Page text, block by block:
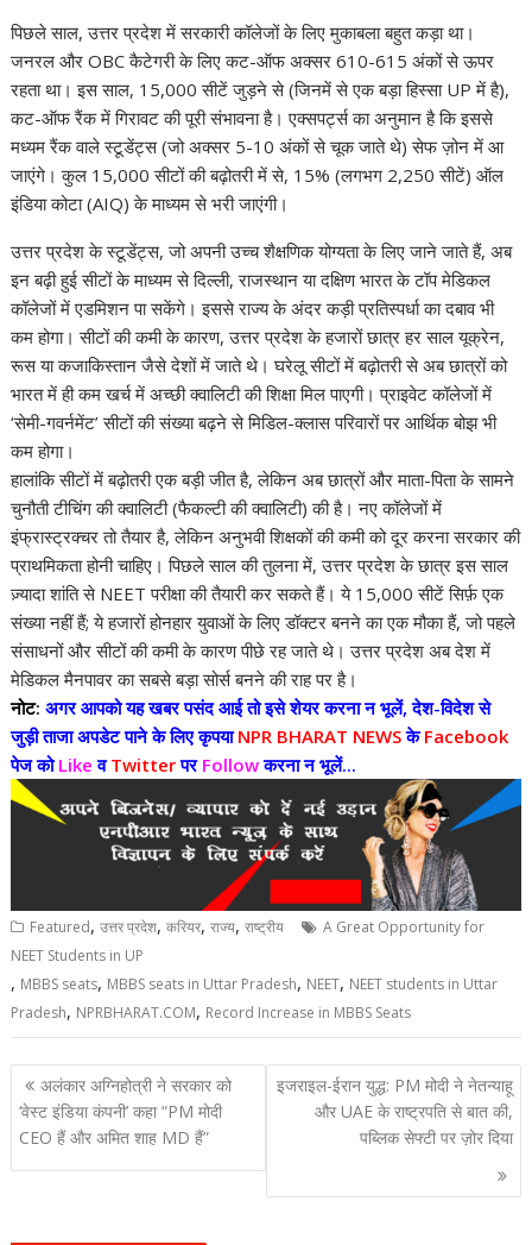
पिछले साल, उत्तर प्रदेश में सरकारी कॉलेजों के लिए मुकाबला बहुत कड़ा था।
जनरल और OBC कैटेगरी के लिए कट-ऑफ अक्सर 610-615 अंकों से ऊपर
रहता था। इस साल, 15,000 सीटें जुड़ने से (जिनमें से एक बड़ा हिस्सा UP में है),
कट-ऑफ रैंक में गिरावट की पूरी संभावना है। एक्सपर्ट्स का अनुमान है कि इससे
मध्यम रैंक वाले स्टूडेंट्स (जो अक्सर 5-10 अंकों से चूक जाते थे) सेफ ज़ोन में आ
जाएंगे। कुल 15,000 सीटों की बढ़ोतरी में से, 15% (लगभग 2,250 सीटें) ऑल
इंडिया कोटा (AIQ) के माध्यम से भरी जाएंगी।
उत्तर प्रदेश के स्टूडेंट्स, जो अपनी उच्च शैक्षणिक योग्यता के लिए जाने जाते हैं, अब
इन बढ़ी हुई सीटों के माध्यम से दिल्ली, राजस्थान या दक्षिण भारत के टॉप मेडिकल
कॉलेजों में एडमिशन पा सकेंगे। इससे राज्य के अंदर कड़ी प्रतिस्पर्धा का दबाव भी
कम होगा। सीटों की कमी के कारण, उत्तर प्रदेश के हजारों छात्र हर साल यूक्रेन,
रूस या कजाकिस्तान जैसे देशों में जाते थे। घरेलू सीटों में बढ़ोतरी से अब छात्रों को
भारत में ही कम खर्च में अच्छी क्वालिटी की शिक्षा मिल पाएगी। प्राइवेट कॉलेजों में
‘सेमी-गवर्नमेंट’ सीटों की संख्या बढ़ने से मिडिल-क्लास परिवारों पर आर्थिक बोझ भी
कम होगा।
हालांकि सीटों में बढ़ोतरी एक बड़ी जीत है, लेकिन अब छात्रों और माता-पिता के सामने
चुनौती टीचिंग की क्वालिटी (फैकल्टी की क्वालिटी) की है। नए कॉलेजों में
इंफ्रास्ट्रक्चर तो तैयार है, लेकिन अनुभवी शिक्षकों की कमी को दूर करना सरकार की
प्राथमिकता होनी चाहिए। पिछले साल की तुलना में, उत्तर प्रदेश के छात्र इस साल
ज़्यादा शांति से NEET परीक्षा की तैयारी कर सकते हैं। ये 15,000 सीटें सिर्फ़ एक
संख्या नहीं हैं; ये हजारों होनहार युवाओं के लिए डॉक्टर बनने का एक मौका हैं, जो पहले
संसाधनों और सीटों की कमी के कारण पीछे रह जाते थे। उत्तर प्रदेश अब देश में
मेडिकल मैनपावर का सबसे बड़ा सोर्स बनने की राह पर है।
नोट: अगर आपको यह खबर पसंद आई तो इसे शेयर करना न भूलें, देश-विदेश से
जुड़ी ताजा अपडेट पाने के लिए कृपयाNPR BHARAT NEWSके Facebook
पेज कोLike वTwitterपर Followकरना न भूलें...
Featured,उत्तर प्रदेश,करियर,राज्य,राष्ट्रीय
A Great Opportunity for
NEET Students in UP
, MBBS seats, MBBS seats in Uttar Pradesh, NEET, NEET students in Uttar
Pradesh, NPRBHARAT.COM, Record Increase in MBBS Seats
Post
navigation
अलंकार अग्निहोत्री ने सरकार को
‘वेस्ट इंडिया कंपनी’ कहा “PM मोदी
CEO हैं और अमित शाह MD हैं”
इजराइल-ईरान युद्ध: PM मोदी ने नेतन्याहू
और UAE के राष्ट्रपति से बात की,
पब्लिक सेफ्टी पर ज़ोर दिया